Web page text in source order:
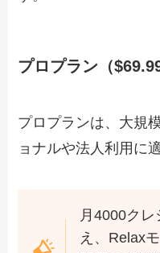
プロプラン（
プロプランは、大規
ョナルや法人利用に
月4000クレ
え、Relax